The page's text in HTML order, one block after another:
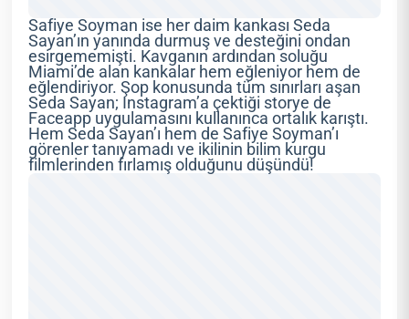
Safiye Soyman ise her daim kankası Seda
Sayan’ın yanında durmuş ve desteğini ondan
esirgememişti. Kavganın ardından soluğu
Miami’de alan kankalar hem eğleniyor hem de
eğlendiriyor. Şop konusunda tüm sınırları aşan
Seda Sayan; Instagram’a çektiği storye de
Faceapp uygulamasını kullanınca ortalık karıştı.
Hem Seda Sayan’ı hem de Safiye Soyman’ı
görenler tanıyamadı ve ikilinin bilim kurgu
filmlerinden fırlamış olduğunu düşündü!